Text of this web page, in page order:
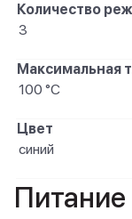
Количество
3
Максимальная
100 °С
Цвет
синий
Питание